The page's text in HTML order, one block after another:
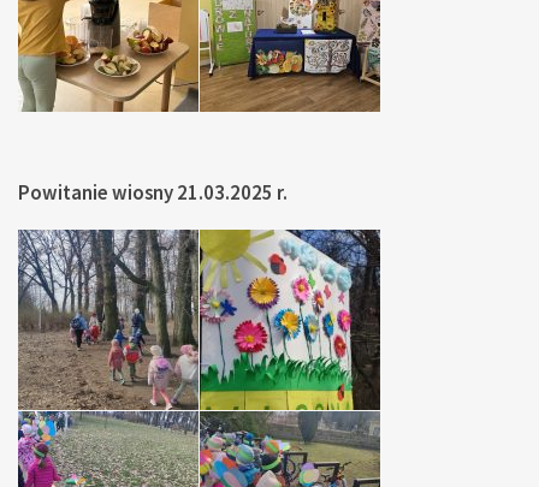
Powitanie wiosny 21.03.2025 r.